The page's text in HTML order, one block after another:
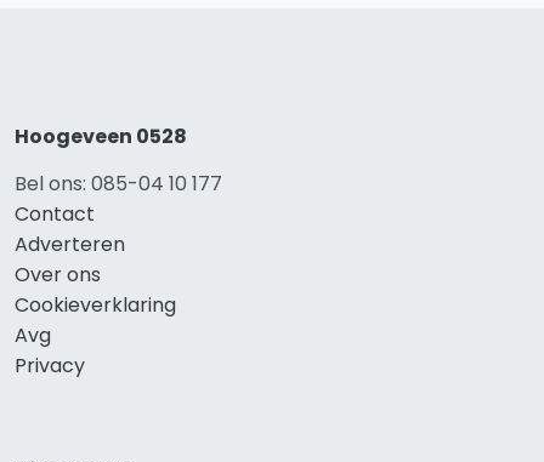
Hoogeveen 0528
Bel ons: 085-04 10 177
Contact
Adverteren
Over ons
Cookieverklaring
Avg
Privacy